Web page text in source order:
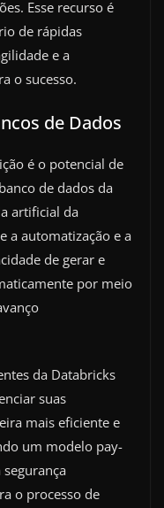
Esse recurso é
de rápidas
e a
o sucesso.
de Dados
é o potencial de
de dados da
artificial da
a automatização e a
de gerar e
por meio
da Databricks
suas
mais eficiente e
um modelo pay-
o processo de